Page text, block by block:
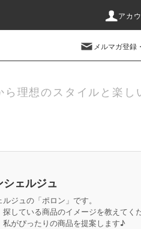
アカ
メルマガ登録
ら理想のスタイルと楽し
ェルジュ
ジュの「ポロン」です。
している商品のイメージを教えてくだ
私がぴったりの商品を提案します♪